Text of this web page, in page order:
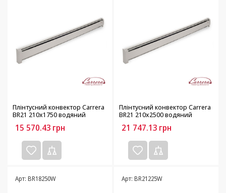
Плінтусний конвектор Carrera
BR21 210х1750 водяний
15 570.43 грн
Плінтусний конвектор Carrera
BR21 210х2500 водяний
21 747.13 грн
Арт: BR18250W Арт: BR21225W